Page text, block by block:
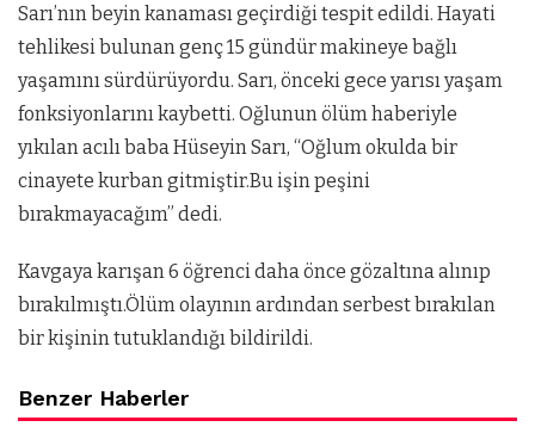
Sarı’nın beyin kanaması geçirdiği tespit edildi. Hayati
tehlikesi bulunan genç 15 gündür makineye bağlı
yaşamını sürdürüyordu. Sarı, önceki gece yarısı yaşam
fonksiyonlarını kaybetti. Oğlunun ölüm haberiyle
yıkılan acılı baba Hüseyin Sarı, “Oğlum okulda bir
cinayete kurban gitmiştir.Bu işin peşini
bırakmayacağım” dedi.
Kavgaya karışan 6 öğrenci daha önce gözaltına alınıp
bırakılmıştı.Ölüm olayının ardından serbest bırakılan
bir kişinin tutuklandığı bildirildi.
Benzer Haberler